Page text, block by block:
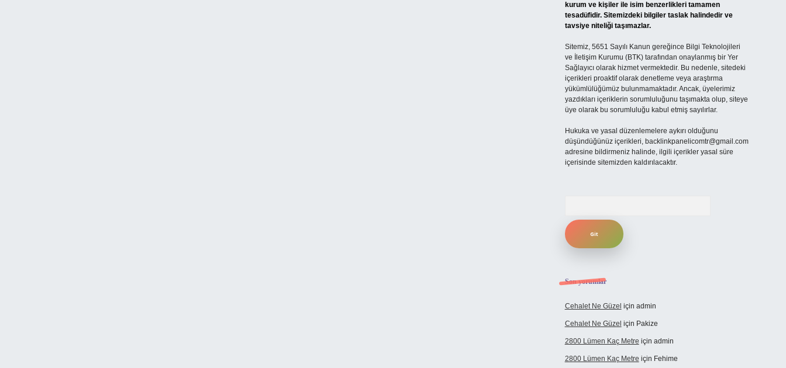
kurum ve kişiler ile isim benzerlikleri tamamen
tesadüfidir. Sitemizdeki bilgiler taslak halindedir ve
tavsiye niteliği taşımazlar.
Sitemiz, 5651 Sayılı Kanun gereğince Bilgi Teknolojileri
ve İletişim Kurumu (BTK) tarafından onaylanmış bir Yer
Sağlayıcı olarak hizmet vermektedir. Bu nedenle, sitedeki
içerikleri proaktif olarak denetleme veya araştırma
yükümlülüğümüz bulunmamaktadır. Ancak, üyelerimiz
yazdıkları içeriklerin sorumluluğunu taşımakta olup, siteye
üye olarak bu sorumluluğu kabul etmiş sayılırlar.
Hukuka ve yasal düzenlemelere aykırı olduğunu
düşündüğünüz içerikleri, backlinkpanelicomtr@gmail.com
adresine bildirmeniz halinde, ilgili içerikler yasal süre
içerisinde sitemizden kaldırılacaktır.
Son yorumlar
Cehalet Ne Güzel için admin
Cehalet Ne Güzel için Pakize
2800 Lümen Kaç Metre için admin
2800 Lümen Kaç Metre için Fehime